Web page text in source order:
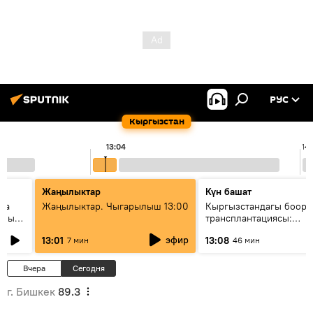
Кыргызстан
РУС
13:04
Жаңылыктар
Жаңылыктар. Чыгарылыш 13:00
13:01 7 мин эфир
Күн башат
Кыргызстандагы боор
трансплантациясы:
келечеги
13:08 46 мин
Вчера Сегодня
г. Бишкек 89.3